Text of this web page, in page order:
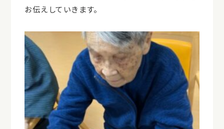
お伝えしていきます。